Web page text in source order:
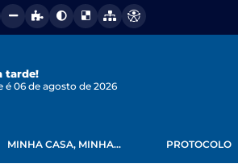
tarde!
é 06 de agosto de 2026
MINHA CASA, MINHA... PROTOCOLO